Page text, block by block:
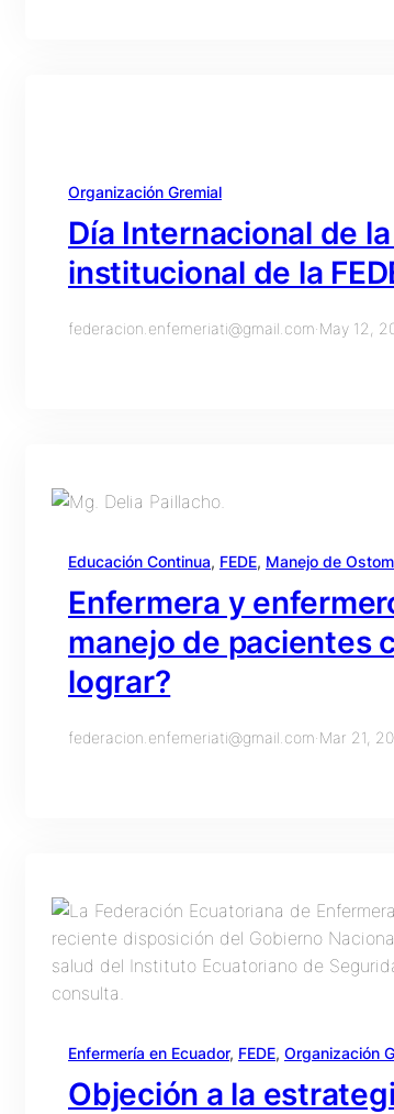
Organización Gremial
Día Internacional de
institucional de la
federacion.enfemeriati@gmail.com·May 12,
Educación Continua, FEDE, Manejo de
Enfermera y
manejo de pacientes
lograr?
federacion.enfemeriati@gmail.com·Mar 21,
Enfermería en Ecuador, FEDE, Organización
Objeción a la